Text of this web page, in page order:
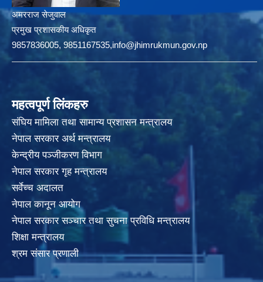
अमरराज सेजुवाल
प्रमुख प्रशासकीय अधिकृत
9857836005, 9851167535,info@jhimrukmun.gov.np
महत्वपूर्ण लिंकहरु
संघिय मामिला तथा सामान्य प्रशासन मन्त्रालय
नेपाल सरकार अर्थ मन्त्रालय
केन्द्रीय पञ्जीकरण विभाग
नेपाल सरकार गृह मन्त्रालय
सर्वेच्च अदालत
नेपाल कानून आयोग
नेपाल सरकार सञ्चार तथा सुचना प्रविधि मन्त्रालय
शिक्षा मन्त्रालय
श्रम संसार प्रणाली